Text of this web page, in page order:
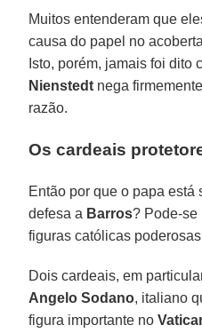
Muitos entenderam que
causa do papel no
Isto, porém, jamais foi dito
Nienstedt nega
razão.
Os cardeais
Então por que o papa está
defesa a Barros? Pode-se
figuras católicas
Dois cardeais, em
Angelo Sodano, italiano
figura importante no